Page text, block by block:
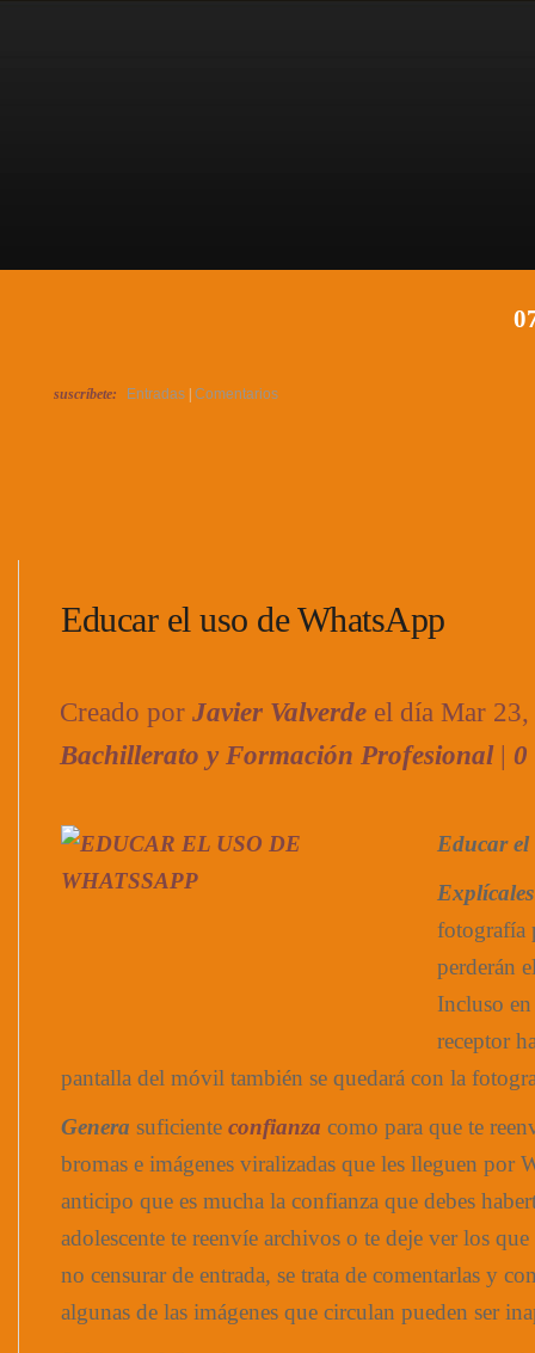
suscríbete: Entradas Comentarios
Educar el uso de WhatsApp
Creado por Javier Valverde el día Mar
Bachillerato y Formación Profesional| 0
Educar el
Explícales
fotografía
perderán
Incluso
receptor
pantalla del móvil también se quedará con la
Genera suficiente confianza como para que te
bromas e imágenes viralizadas que les lleguen por
anticipo que es mucha la confianza que debes
adolescente te reenvíe archivos o te deje ver los
no censurar de entrada, se trata de comentarlas y
algunas de las imágenes que circulan pueden ser